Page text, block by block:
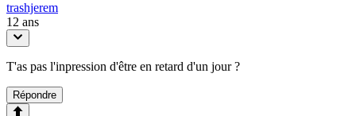
trashjerem
12 ans
T'as pas l'inpression d'être en retard d'un jour ?
Répondre